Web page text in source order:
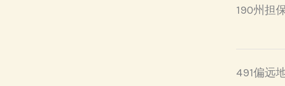
190州担
491偏远